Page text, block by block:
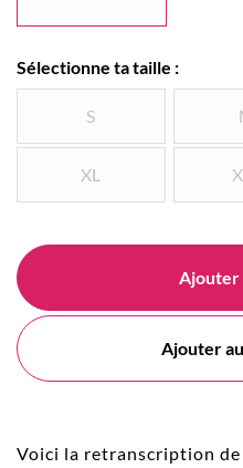
Sélectionne ta taille :
S
XL
Ajouter
Ajouter
Voici la retranscription